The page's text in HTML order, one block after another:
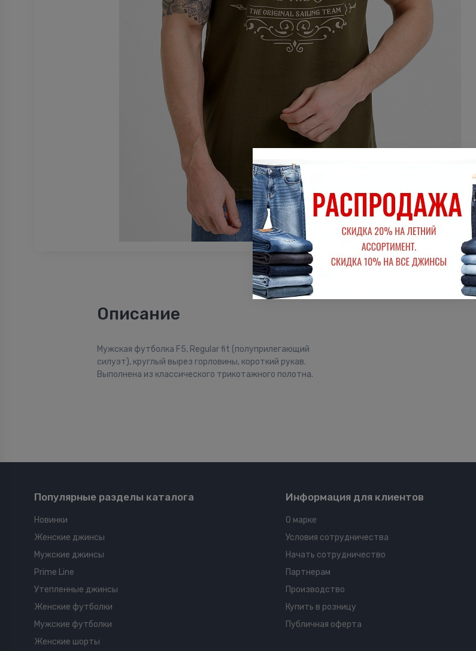
Описание
Мужская футболка F5, Regular fit (полуприлегающий
силуэт), круглый вырез горловины, короткий рукав.
Выполнена из классического трикотажного полотна.
Популярные разделы каталога
Новинки
Женские джинсы
Мужские джинсы
Prime Line
Утепленные джинсы
Женские футболки
Мужские футболки
Женские шорты
Информация для клиентов
О марке
Условия сотрудничества
Начать сотрудничество
Партнерам
Производство
Купить в розницу
Публичная оферта